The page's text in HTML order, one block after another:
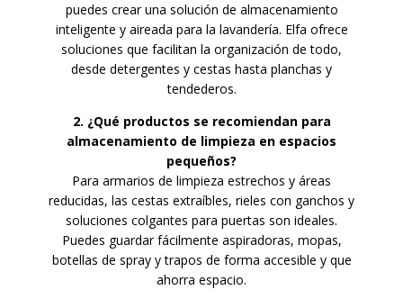
puedes crear una solución de almacenamiento
inteligente y aireada para la lavandería. Elfa ofrece
soluciones que facilitan la organización de todo,
desde detergentes y cestas hasta planchas y
tendederos.
2. ¿Qué productos se recomiendan para
almacenamiento de limpieza en espacios
pequeños?
Para armarios de limpieza estrechos y áreas
reducidas, las cestas extraíbles, rieles con ganchos y
soluciones colgantes para puertas son ideales.
Puedes guardar fácilmente aspiradoras, mopas,
botellas de spray y trapos de forma accesible y que
ahorra espacio.